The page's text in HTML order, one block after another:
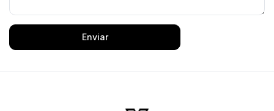
Enviar